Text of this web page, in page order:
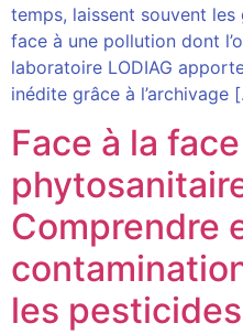
temps, laissent souvent les
face à une pollution dont
laboratoire LODIAG
inédite grâce à l’archivage
Face à la
Comprendre
les pesticides